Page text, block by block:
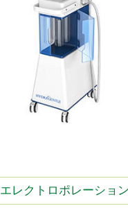
エレクトロポレーション